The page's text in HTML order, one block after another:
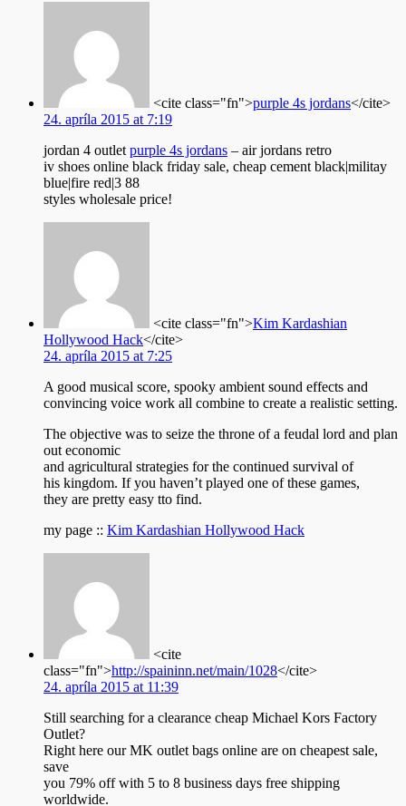
<cite class="fn">purple 4s jordans</cite>
24. apríla 2015 at 7:19
jordan 4 outletpurple 4s jordans – air jordans retro
iv shoes online black friday sale, cheap cement black|militay
blue|fire red|3 88
styles wholesale price!
<cite class="fn">Kim Kardashian
Hollywood Hack</cite>
24. apríla 2015 at 7:25
A good musical score, spooky ambient sound effects and
convincing voice work all combine to create a realistic setting.
The objective was to seize the throne of a feudal lord and plan
out economic
and agricultural strategies for the continued survival of
his kingdom. If you haven’t played one of these games,
they are pretty easy tto find.
my page :: Kim Kardashian Hollywood Hack
<cite
class="fn">http://spaininn.net/main/1028</cite>
24. apríla 2015 at 11:39
Still searching for a clearance cheap Michael Kors Factory
Outlet?
Right here our MK outlet bags online are on cheapest sale,
save
you 79% off with 5 to 8 business days free shipping
worldwide.